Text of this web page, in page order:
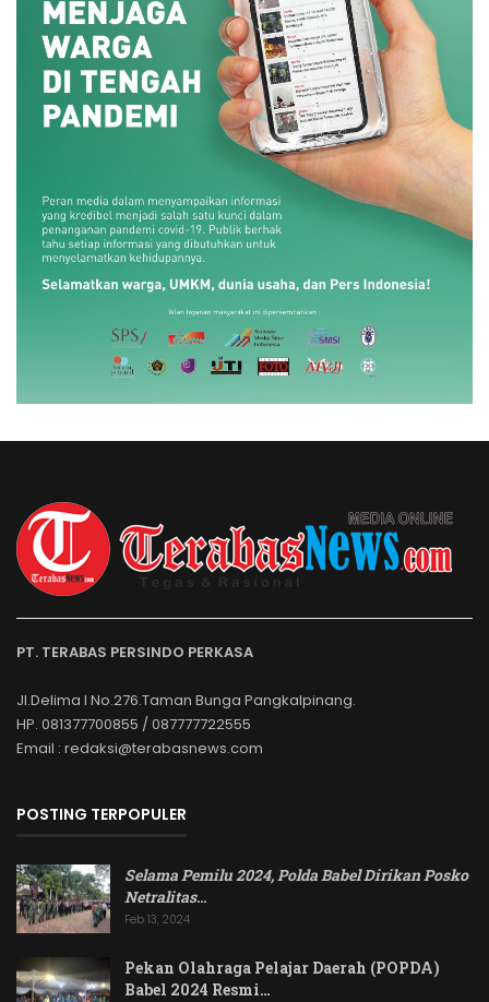
PT. TERABAS PERSINDO PERKASA
Jl.Delima I No.276.Taman Bunga Pangkalpinang.
HP. 081377700855 / 087777722555
Email : redaksi@terabasnews.com
POSTING TERPOPULER
Selama Pemilu 2024, Polda Babel Dirikan Posko
Netralitas…
Feb 13, 2024
Pekan Olahraga Pelajar Daerah (POPDA)
Babel 2024 Resmi…